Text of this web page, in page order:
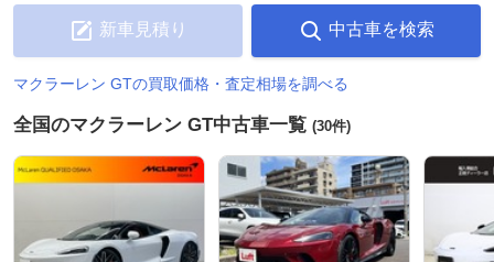
新車見積り 中古車を検索
マクラーレン GTの買取価格・査定相場を調べる
全国のマクラーレン GT中古車一覧 (30件)